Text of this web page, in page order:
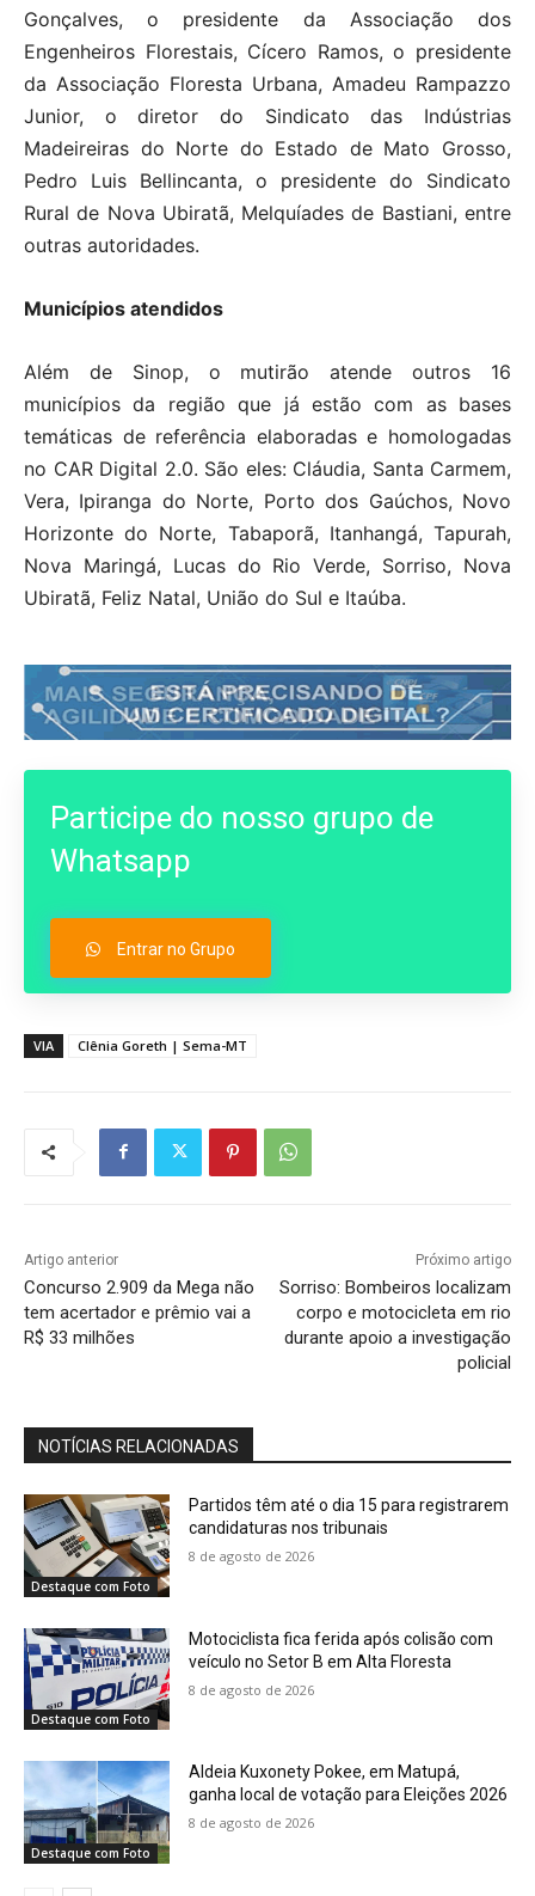
Gonçalves, o presidente da Associação dos
Engenheiros Florestais, Cícero Ramos, o presidente
da Associação Floresta Urbana, Amadeu Rampazzo
Junior, o diretor do Sindicato das Indústrias
Madeireiras do Norte do Estado de Mato Grosso,
Pedro Luis Bellincanta, o presidente do Sindicato
Rural de Nova Ubiratã, Melquíades de Bastiani, entre
outras autoridades.
Municípios atendidos
Além de Sinop, o mutirão atende outros 16
municípios da região que já estão com as bases
temáticas de referência elaboradas e homologadas
no CAR Digital 2.0. São eles: Cláudia, Santa Carmem,
Vera, Ipiranga do Norte, Porto dos Gaúchos, Novo
Horizonte do Norte, Tabaporã, Itanhangá, Tapurah,
Nova Maringá, Lucas do Rio Verde, Sorriso, Nova
Ubiratã, Feliz Natal, União do Sul e Itaúba.
Participe do nosso grupo de
Whatsapp
Entrar no Grupo
VIA Clênia Goreth | Sema-MT
Artigo anterior
Concurso 2.909 da Mega não
tem acertador e prêmio vai a
R$ 33 milhões
Próximo artigo
Sorriso: Bombeiros localizam
corpo e motocicleta em rio
durante apoio a investigação
policial
NOTÍCIAS RELACIONADAS
Destaque com Foto
Partidos têm até o dia 15 para registrarem
candidaturas nos tribunais
8 de agosto de 2026
Destaque com Foto
Motociclista fica ferida após colisão com
veículo no Setor B em Alta Floresta
8 de agosto de 2026
Destaque com Foto
Aldeia Kuxonety Pokee, em Matupá,
ganha local de votação para Eleições 2026
8 de agosto de 2026